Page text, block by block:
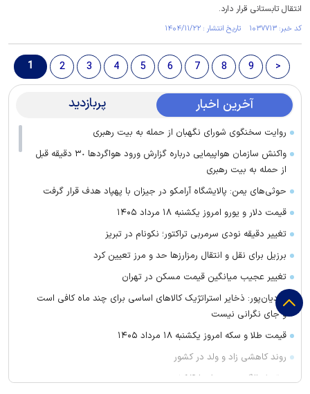
انتقال تابستانی قرار دارد.
کد خبر: ۱۰۳۷۷۱۳ تاریخ انتشار : ۱۴۰۴/۱۱/۲۲
1 2 3 4 5 6 7 8 9 >
آخرین اخبار پربازدید
روایت سخنگوی شورای نگهبان از حمله به بیت رهبری
واکنش سازمان هواپیمایی درباره گزارش ورود هواگرد‌ها ٣٠ دقیقه قبل
از حمله به بیت رهبری
حوثی‌های یمن: پالایشگاه آرامکو در جیزان با پهپاد هدف قرار گرفت
قیمت دلار و یورو امروز یکشنبه ۱۸ مرداد ۱۴۰۵
تغییر دقیقه نودی سرمربی تراکتور؛ نکونام در تبریز
برزیل برای نقل‌ و انتقال رمزارز‌ها حد و مرز تعیین کرد
تغییر عجیب میانگین قیمت مسکن در تهران
هادیان‌پور: ذخایر استراتژیک کالا‌های اساسی برای چند ماه کافی است
و جای نگرانی نیست
قیمت طلا و سکه امروز یکشنبه ۱۸ مرداد ۱۴۰۵
روند کاهشی زاد و ولد در کشور
سقوط بالگرد در برزیل با ۴ کشته